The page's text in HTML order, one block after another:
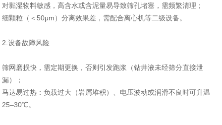
对黏湿物料敏感，高含水或含泥量易导致筛孔堵塞，需频繁清理‌；
细颗粒（＜50μm）分离效果差，需配合离心机等二级设备‌。
2.设备故障风险‌
筛网磨损快，需定期更换，否则引发跑浆（钻井液未经筛分直接泄
漏）‌；
马达易过热：负载过大（岩屑堆积）、电压波动或润滑不良时可升温
25–30℃‌。